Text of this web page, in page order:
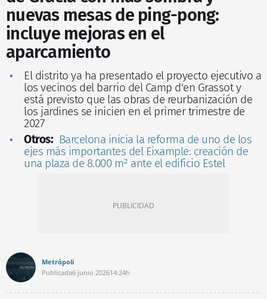
nuevas mesas de ping-pong:
incluye mejoras en el
aparcamiento
El distrito ya ha presentado el proyecto ejecutivo a
los vecinos del barrio del Camp d'en Grassot y
está previsto que las obras de reurbanización de
los jardines se inicien en el primer trimestre de
2027
Otros: Barcelona inicia la reforma de uno de los
ejes más importantes del Eixample: creación de
una plaza de 8.000 m² ante el edificio Estel
Metrópoli
Publicada6 junio 202614:24h